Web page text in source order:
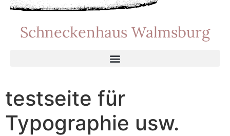
Schneckenhaus Walmsburg
testseite für
Typographie usw.